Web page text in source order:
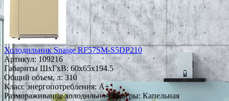
Холодильник Snaige RF57SM-S5DP210
Артикул:109216
Габариты ШxГxВ: 60x65x194.5
Общий объем, л: 310
Класс энергопотребления: A+
Размораживание холодильной камеры: Капельная